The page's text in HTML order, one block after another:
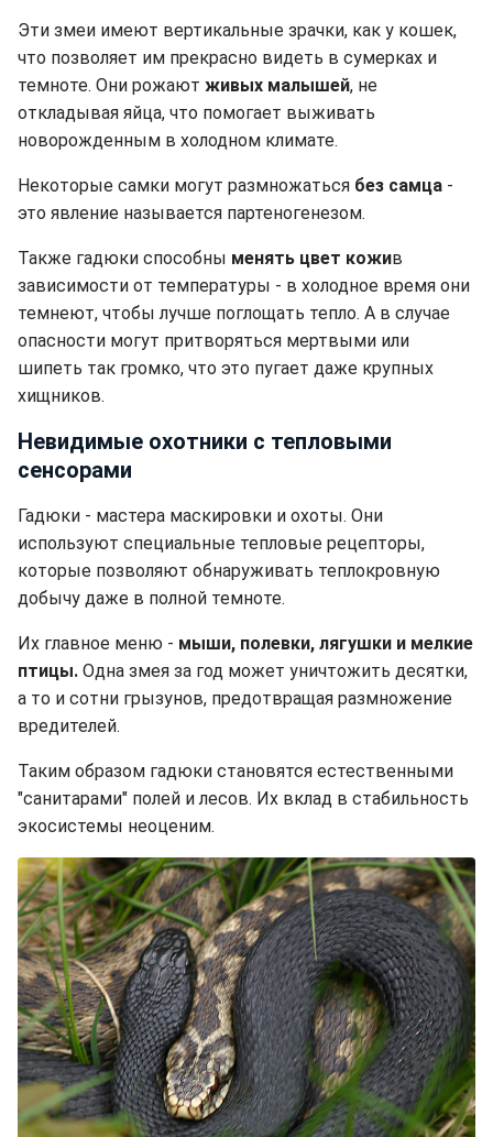
Эти змеи имеют вертикальные зрачки, как у кошек,
что позволяет им прекрасно видеть в сумерках и
темноте. Они рожают живых малышей, не
откладывая яйца, что помогает выживать
новорожденным в холодном климате.
Некоторые самки могут размножаться без самца -
это явление называется партеногенезом.
Также гадюки способны менять цвет кожив
зависимости от температуры - в холодное время они
темнеют, чтобы лучше поглощать тепло. А в случае
опасности могут притворяться мертвыми или
шипеть так громко, что это пугает даже крупных
хищников.
Невидимые охотники с тепловыми
сенсорами
Гадюки - мастера маскировки и охоты. Они
используют специальные тепловые рецепторы,
которые позволяют обнаруживать теплокровную
добычу даже в полной темноте.
Их главное меню - мыши, полевки, лягушки и мелкие
птицы. Одна змея за год может уничтожить десятки,
а то и сотни грызунов, предотвращая размножение
вредителей.
Таким образом гадюки становятся естественными
"санитарами" полей и лесов. Их вклад в стабильность
экосистемы неоценим.